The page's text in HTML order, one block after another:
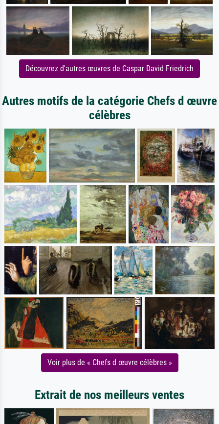
Découvrez d'autres œuvres de Caspar David Friedrich
Autres motifs de la catégorie Chefs d œuvre
célèbres
Voir plus de « Chefs d œuvre célèbres »
Extrait de nos meilleurs ventes